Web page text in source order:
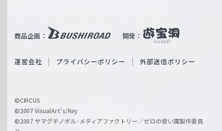
ß
c
a
r
z
商品企画： 開発：
b
O
i
運営会社 プライバシーポリシー 外部送信ポリシー
©CIRCUS
©2007 VisualArt's/Key
©2007 ヤマグチノボル･メディアファクトリー／ゼロの使い魔製作委員